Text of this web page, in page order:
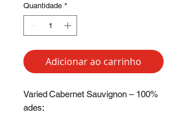
Quantidade *
Adicionar ao carrinho
Varied
ades:
Cabernet Sauvignon – 100%